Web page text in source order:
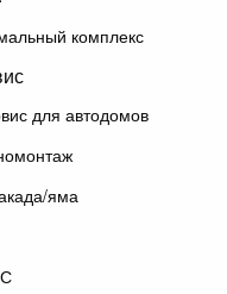
комплекс
для автодомов
яма